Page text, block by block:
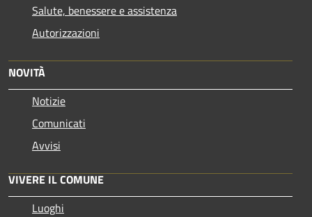
Salute, benessere e assistenza
Autorizzazioni
NOVITÀ
Notizie
Comunicati
Avvisi
VIVERE IL COMUNE
Luoghi